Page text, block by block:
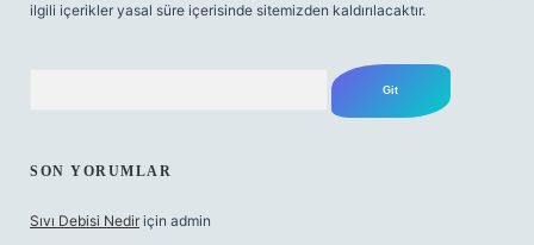
ilgili içerikler yasal süre içerisinde sitemizden kaldırılacaktır.
SON YORUMLAR
Sıvı Debisi Nedir için admin